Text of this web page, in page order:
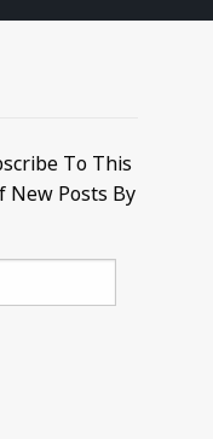
To This
New Posts By